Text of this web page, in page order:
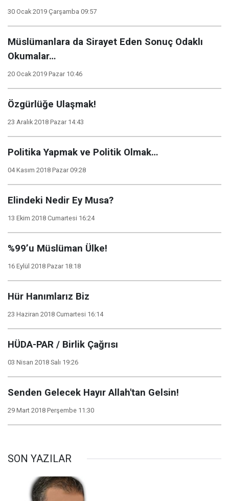
30 Ocak 2019 Çarşamba 09:57
Müslümanlara da Sirayet Eden Sonuç Odaklı
Okumalar…
20 Ocak 2019 Pazar 10:46
Özgürlüğe Ulaşmak!
23 Aralık 2018 Pazar 14:43
Politika Yapmak ve Politik Olmak…
04 Kasım 2018 Pazar 09:28
Elindeki Nedir Ey Musa?
13 Ekim 2018 Cumartesi 16:24
%99’u Müslüman Ülke!
16 Eylül 2018 Pazar 18:18
Hür Hanımlarız Biz
23 Haziran 2018 Cumartesi 16:14
HÜDA-PAR / Birlik Çağrısı
03 Nisan 2018 Salı 19:26
Senden Gelecek Hayır Allah'tan Gelsin!
29 Mart 2018 Perşembe 11:30
SON YAZILAR